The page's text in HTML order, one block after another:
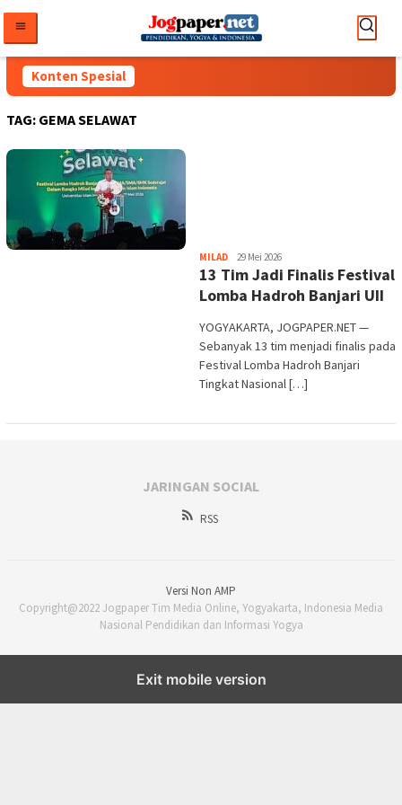
konten
Konten Spesial
TAG: GEMA SELAWAT
MILADHeri
Purwata
29 Mei 2026
13 Tim Jadi Finalis Festival
Lomba Hadroh Banjari UII
YOGYAKARTA, JOGPAPER.NET —
Sebanyak 13 tim menjadi finalis pada
Festival Lomba Hadroh Banjari
Tingkat Nasional […]
JARINGAN SOCIAL
RSS
Versi Non AMP
Copyright@2022 Jogpaper Tim Media Online, Yogyakarta, Indonesia Media
Nasional Pendidikan dan Informasi Yogya
Exit mobile version